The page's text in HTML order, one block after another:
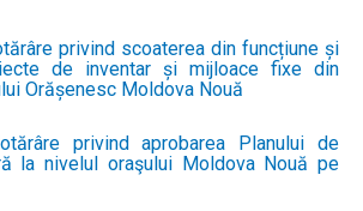
privind scoaterea din funcțiune și
de inventar și mijloace fixe din
Orășenesc Moldova Nouă
privind aprobarea Planului de
la nivelul oraşului Moldova Nouă pe